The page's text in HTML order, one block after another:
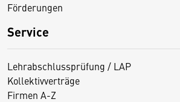
Förderungen
Service
Lehrabschlussprüfung / LAP
Kollektivverträge
Firmen A-Z